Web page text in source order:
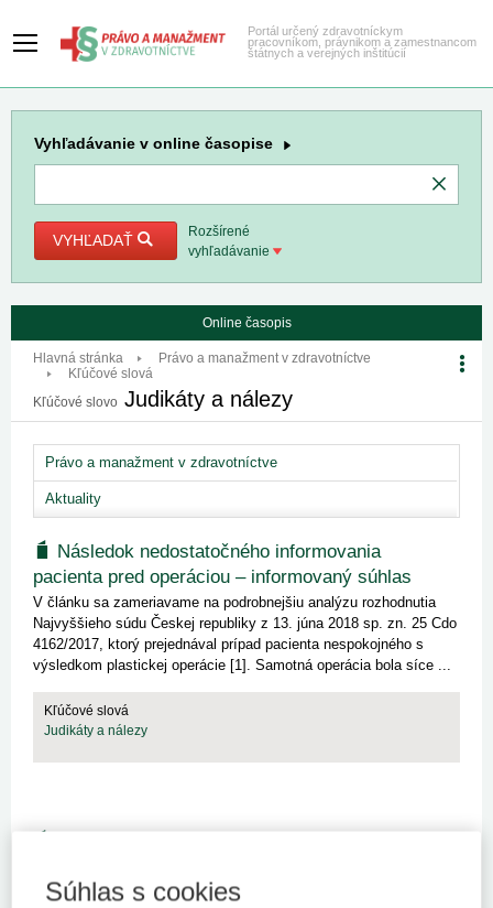
Portál určený zdravotníckym
pracovníkom, právnikom a zamestnancom
štátnych a verejných inštitúcií
Vyhľadávanie v online časopise
VYHĽADAŤ
Rozšírené
vyhľadávanie
Online časopis
Hlavná stránka
Právo a manažment v zdravotníctve
Kľúčové slová
Kľúčové slovo Judikáty a nálezy
Právo a manažment v zdravotníctve
Aktuality
Následok nedostatočného informovania
pacienta pred operáciou – informovaný súhlas
V článku sa zameriavame na podrobnejšiu analýzu rozhodnutia
Najvyššieho súdu Českej republiky z 13. júna 2018 sp. zn. 25 Cdo
4162/2017, ktorý prejednával prípad pacienta nespokojného s
výsledkom plastickej operácie [1]. Samotná operácia bola síce ...
Kľúčové slová
Judikáty a nálezy
spoločenského uplatnenia
Súhlas s cookies